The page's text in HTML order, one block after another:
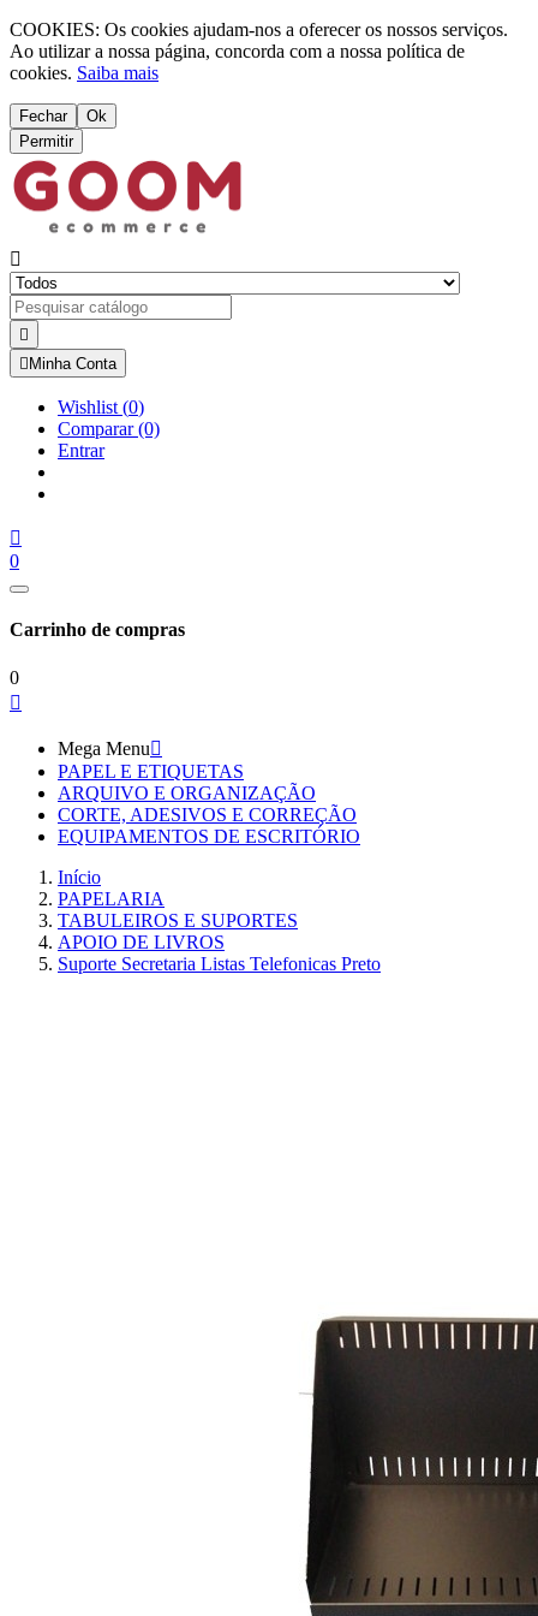
COOKIES: Os cookies ajudam-nos a oferecer os nossos serviços.
Ao utilizar a nossa página, concorda com a nossa política de
cookies. Saiba mais
Fechar
Ok
Permitir


 Minha Conta
Wishlist (0)
Comparar(0)
Entrar

0
Carrinho de compras
0

Mega Menu
PAPEL E ETIQUETAS
ARQUIVO E ORGANIZAÇÃO
CORTE, ADESIVOS E CORREÇÃO
EQUIPAMENTOS DE ESCRITÓRIO
Início
PAPELARIA
TABULEIROS E SUPORTES
APOIO DE LIVROS
Suporte Secretaria Listas Telefonicas Preto